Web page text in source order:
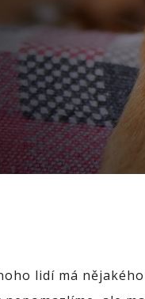
lidí má